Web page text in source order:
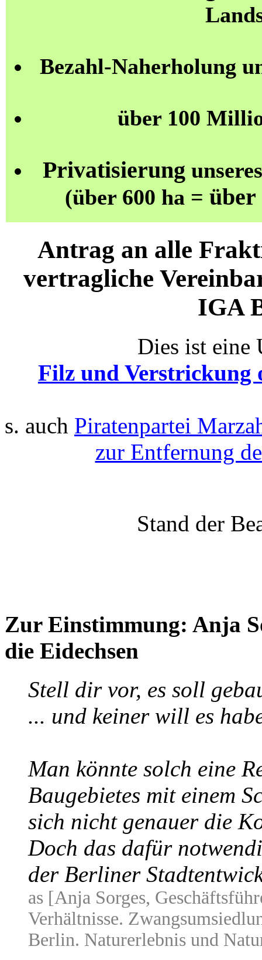
Bezahl-Naherholung
über 100
Privatisierung
(über 600 ha = über
Antrag an alle
vertragliche
IGA
Dies ist eine
Filz und Verstrickung
s. auch Piratenpartei
zur Entfernung
Stand der
Zur Einstimmung: Anja
die Eidechsen
Stell dir vor, es soll
... und keiner will es
Man könnte solch eine
Baugebietes mit einem
sich nicht genauer die
Doch das dafür
der Berliner
as [Anja Sorges,
Verhältnisse.
Berlin. Naturerlebnis und